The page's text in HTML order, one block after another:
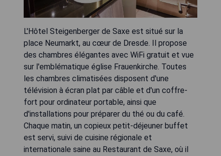
L'Hôtel Steigenberger de Saxe est situé sur la
place Neumarkt, au cœur de Dresde. Il propose
des chambres élégantes avec WiFi gratuit et vue
sur l'emblématique église Frauenkirche. Toutes
les chambres climatisées disposent d'une
télévision à écran plat par câble et d'un coffre-
fort pour ordinateur portable, ainsi que
d'installations pour préparer du thé ou du café.
Chaque matin, un copieux petit-déjeuner buffet
est servi, suivi de cuisine régionale et
internationale saine au Restaurant de Saxe, où il